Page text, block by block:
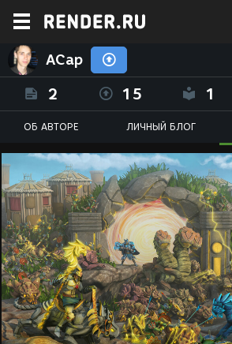
ACap
2 15 1
ОБ АВТОРЕ ЛИЧНЫЙ БЛОГ